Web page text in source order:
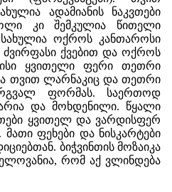
ადამიანის ნაკვთები
კი შემკულია წითელი
ოქროს კანთაროსი
ქვებით და ოქროს
ყვითელი ფერი თეთრი
თვით ლარნაკიც და თეთრი
ფორმას. საერთოდ
და მოხდენილი. წყალი
ყვითელ და ვარდისფერ
ფეხები და ნისკარტები
ბიჭვინთის მოზაიკა
რომ აქ ვლინდება